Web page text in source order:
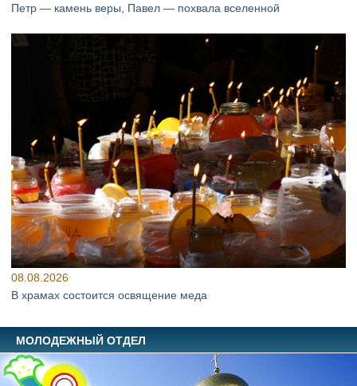
Петр — камень веры, Павел — похвала вселенной
08.08.2026
В храмах состоится освящение меда
МОЛОДЕЖНЫЙ ОТДЕЛ